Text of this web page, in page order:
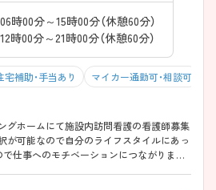
時00分～15時00分（休憩60分）
時00分～21時00分（休憩60分）
宅補助・手当あり マイカー通勤可・相談可
グホームにて施設内訪問看護の看護師募集
で仕事へのモチベーションにつながりま